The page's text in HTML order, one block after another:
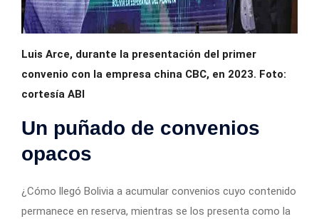
Luis Arce, durante la presentación del primer
convenio con la empresa china CBC, en 2023. Foto:
cortesía ABI
Un puñado de convenios
opacos
¿Cómo llegó Bolivia a acumular convenios cuyo contenido
permanece en reserva, mientras se los presenta como la